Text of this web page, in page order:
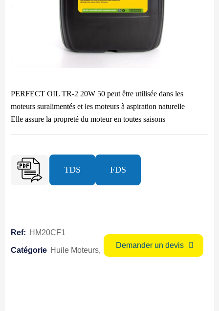
PERFECT OIL TR-2 20W 50 peut être utilisée dans les
moteurs suralimentés et les moteurs à aspiration naturelle
Elle assure la propreté du moteur en toutes saisons
TDS FDS
HM20CF1
Huile Moteurs Huiles lubrifiantes
Demander un devis